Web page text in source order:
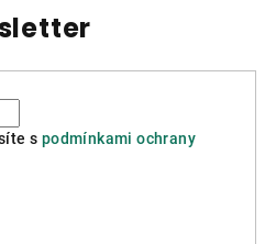
s podmínkami ochrany